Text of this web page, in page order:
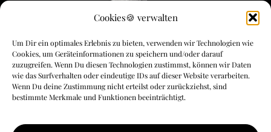
Cookies🍪 verwalten
Um Dir ein optimales Erlebnis zu bieten, verwenden wir Technologien wie
Cookies, um Geräteinformationen zu speichern und/oder darauf
zuzugreifen. Wenn Du diesen Technologien zustimmst, können wir Daten
wie das Surfverhalten oder eindeutige IDs auf dieser Website verarbeiten.
Wenn Du deine Zustimmung nicht erteilst oder zurückziehst, sind
bestimmte Merkmale und Funktionen beeinträchtigt.
Menue & Rechtliches
FLYwithFrank
FLYoga
FLYmarketing
AGBs